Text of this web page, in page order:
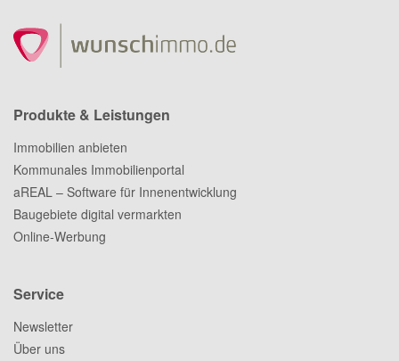
Produkte & Leistungen
Immobilien anbieten
Kommunales Immobilienportal
aREAL – Software für Innenentwicklung
Baugebiete digital vermarkten
Online-Werbung
Service
Newsletter
Über uns